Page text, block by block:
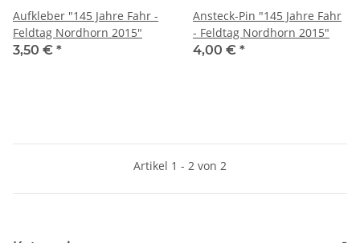
Aufkleber "145 Jahre Fahr -
Feldtag Nordhorn 2015"
3,50 € *
Ansteck-Pin "145 Jahre Fahr
- Feldtag Nordhorn 2015"
4,00 € *
Artikel 1 - 2 von 2